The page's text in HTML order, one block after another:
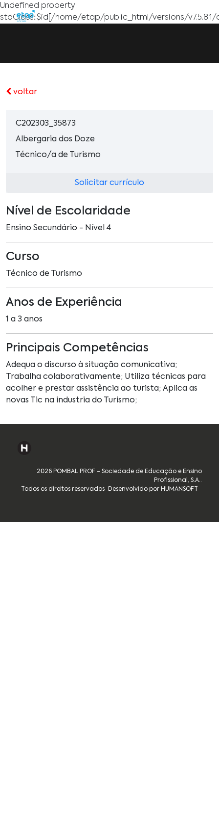
Undefined property:
stdClass::$id[/home/etap/public_html/versions/
voltar
C202303_35873
Albergaria dos Doze
Técnico/a de Turismo
Solicitar currículo
Nível de Escolaridade
Ensino Secundário - Nível 4
Curso
Técnico de Turismo
Anos de Experiência
1 a 3 anos
Principais Competências
Adequa o discurso à situação comunicativa;
Trabalha colaborativamente; Utiliza técnicas para
acolher e prestar assistência ao turista; Aplica as
novas Tic na industria do Turismo;
2026 POMBAL PROF - Sociedade de Educação e Ensino
Profissional, S.A..
Todos os direitos reservados
Desenvolvido por HUMANSOFT